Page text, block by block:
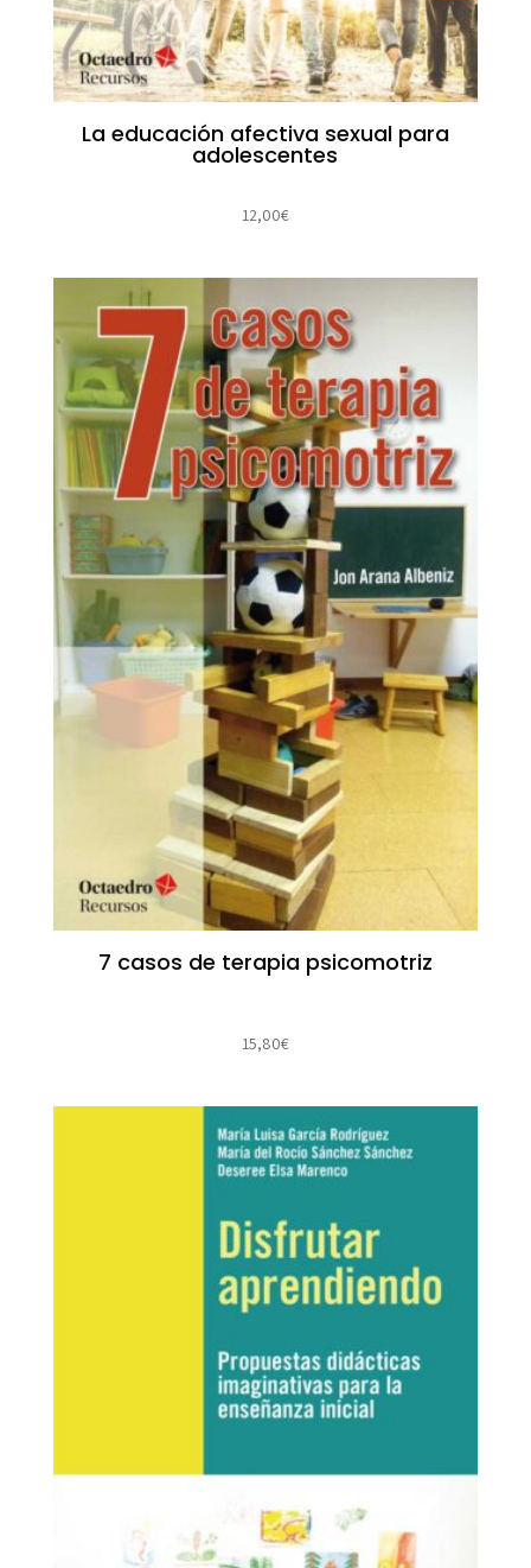
La educación afectiva sexual para
adolescentes
12,00€
7 casos de terapia psicomotriz
15,80€